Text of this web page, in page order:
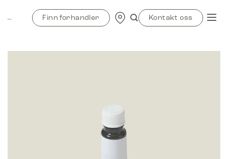
Finn forhandler Kontakt oss